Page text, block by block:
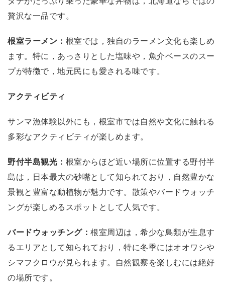
贅沢な一品です。
根室ラーメン： 根室では，独自のラーメン文化も楽しめ
ます。特に，あっさりとした塩味や，魚介ベースのスー
プが特徴で，地元民にも愛される味です。
アクティビティ
サンマ漁体験以外にも，根室市では自然や文化に触れる
多彩なアクティビティが楽しめます。
野付半島観光： 根室からほど近い場所に位置する野付半
島は，日本最大の砂嘴として知られており，自然豊かな
景観と豊富な動植物が魅力です。散策やバードウォッチ
ングが楽しめるスポットとして人気です。
バードウォッチング： 根室周辺は，希少な鳥類が生息す
るエリアとして知られており，特に冬季にはオオワシや
シマフクロウが見られます。自然観察を楽しむには絶好
の場所です。